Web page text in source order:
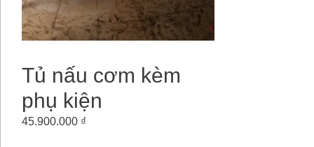
Tủ nấu cơm kèm
phụ kiện
45.900.000 ₫